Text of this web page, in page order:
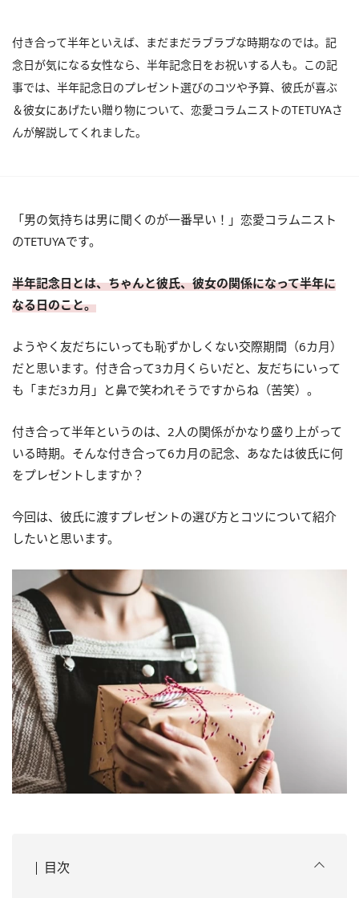
付き合って半年といえば、まだまだラブラブな時期なのでは。記
念日が気になる女性なら、半年記念日をお祝いする人も。この記
事では、半年記念日のプレゼント選びのコツや予算、彼氏が喜ぶ
＆彼女にあげたい贈り物について、恋愛コラムニストのTETUYAさ
んが解説してくれました。
「男の気持ちは男に聞くのが一番早い！」恋愛コラムニスト
のTETUYAです。
半年記念日とは、ちゃんと彼氏、彼女の関係になって半年に
なる日のこと。
ようやく友だちにいっても恥ずかしくない交際期間（6カ月）
だと思います。付き合って3カ月くらいだと、友だちにいって
も「まだ3カ月」と鼻で笑われそうですからね（苦笑）。
付き合って半年というのは、2人の関係がかなり盛り上がって
いる時期。そんな付き合って6カ月の記念、あなたは彼氏に何
をプレゼントしますか？
今回は、彼氏に渡すプレゼントの選び方とコツについて紹介
したいと思います。
目次